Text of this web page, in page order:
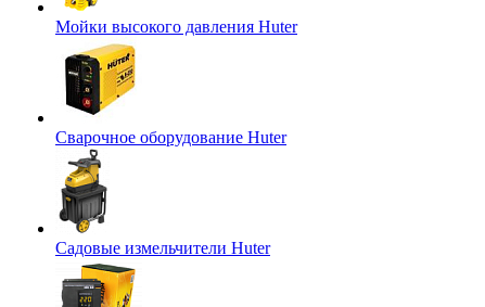
Мойки высокого давления Huter
Сварочное оборудование Huter
Садовые измельчители Huter